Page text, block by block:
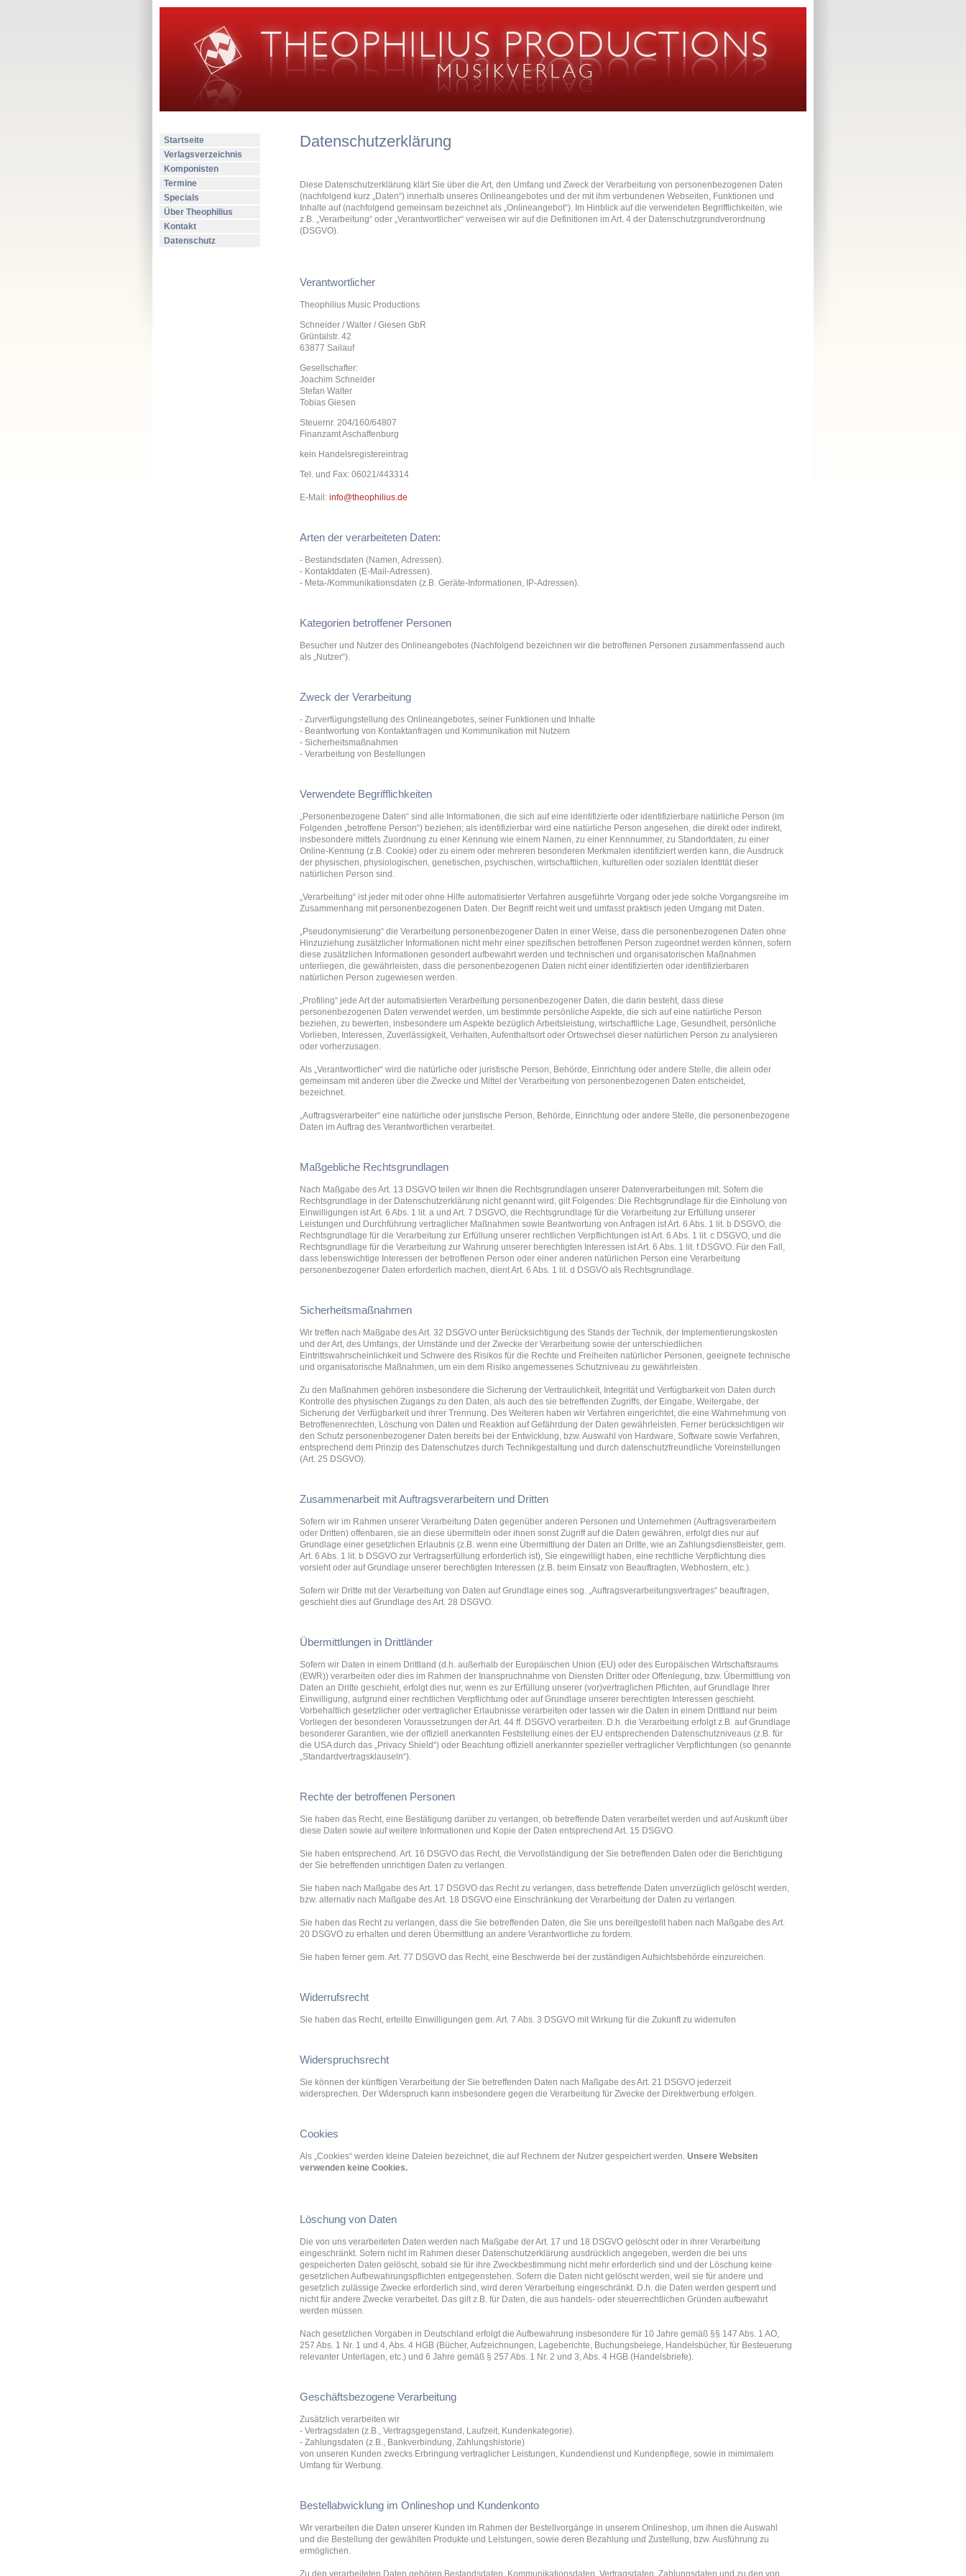
Startseite
Verlagsverzeichnis
Komponisten
Termine
Specials
Über Theophilius
Kontakt
Datenschutz
Datenschutzerklärung
Diese Datenschutzerklärung klärt Sie über die Art, den Umfang und Zweck der Verarbeitung von personenbezogenen Daten
(nachfolgend kurz „Daten“) innerhalb unseres Onlineangebotes und der mit ihm verbundenen Webseiten, Funktionen und
Inhalte auf (nachfolgend gemeinsam bezeichnet als „Onlineangebot“). Im Hinblick auf die verwendeten Begrifflichkeiten, wie
z.B. „Verarbeitung“ oder „Verantwortlicher“ verweisen wir auf die Definitionen im Art. 4 der Datenschutzgrundverordnung
(DSGVO).
Verantwortlicher
Theophilius Music Productions
Schneider / Walter / Giesen GbR
Grüntalstr. 42
63877 Sailauf
Gesellschafter:
Joachim Schneider
Stefan Walter
Tobias Giesen
Steuernr. 204/160/64807
Finanzamt Aschaffenburg
kein Handelsregistereintrag
Tel. und Fax: 06021/443314
E-Mail: info@theophilius.de
Arten der verarbeiteten Daten:
- Bestandsdaten (Namen, Adressen).
- Kontaktdaten (E-Mail-Adressen).
- Meta-/Kommunikationsdaten (z.B. Geräte-Informationen, IP-Adressen).
Kategorien betroffener Personen
Besucher und Nutzer des Onlineangebotes (Nachfolgend bezeichnen wir die betroffenen Personen zusammenfassend auch
als „Nutzer“).
Zweck der Verarbeitung
- Zurverfügungstellung des Onlineangebotes, seiner Funktionen und Inhalte
- Beantwortung von Kontaktanfragen und Kommunikation mit Nutzern
- Sicherheitsmaßnahmen
- Verarbeitung von Bestellungen
Verwendete Begrifflichkeiten
„Personenbezogene Daten“ sind alle Informationen, die sich auf eine identifizierte oder identifizierbare natürliche Person (im
Folgenden „betroffene Person“) beziehen; als identifizierbar wird eine natürliche Person angesehen, die direkt oder indirekt,
insbesondere mittels Zuordnung zu einer Kennung wie einem Namen, zu einer Kennnummer, zu Standortdaten, zu einer
Online-Kennung (z.B. Cookie) oder zu einem oder mehreren besonderen Merkmalen identifiziert werden kann, die Ausdruck
der physischen, physiologischen, genetischen, psychischen, wirtschaftlichen, kulturellen oder sozialen Identität dieser
natürlichen Person sind.
„Verarbeitung“ ist jeder mit oder ohne Hilfe automatisierter Verfahren ausgeführte Vorgang oder jede solche Vorgangsreihe im
Zusammenhang mit personenbezogenen Daten. Der Begriff reicht weit und umfasst praktisch jeden Umgang mit Daten.
„Pseudonymisierung“ die Verarbeitung personenbezogener Daten in einer Weise, dass die personenbezogenen Daten ohne
Hinzuziehung zusätzlicher Informationen nicht mehr einer spezifischen betroffenen Person zugeordnet werden können, sofern
diese zusätzlichen Informationen gesondert aufbewahrt werden und technischen und organisatorischen Maßnahmen
unterliegen, die gewährleisten, dass die personenbezogenen Daten nicht einer identifizierten oder identifizierbaren
natürlichen Person zugewiesen werden.
„Profiling“ jede Art der automatisierten Verarbeitung personenbezogener Daten, die darin besteht, dass diese
personenbezogenen Daten verwendet werden, um bestimmte persönliche Aspekte, die sich auf eine natürliche Person
beziehen, zu bewerten, insbesondere um Aspekte bezüglich Arbeitsleistung, wirtschaftliche Lage, Gesundheit, persönliche
Vorlieben, Interessen, Zuverlässigkeit, Verhalten, Aufenthaltsort oder Ortswechsel dieser natürlichen Person zu analysieren
oder vorherzusagen.
Als „Verantwortlicher“ wird die natürliche oder juristische Person, Behörde, Einrichtung oder andere Stelle, die allein oder
gemeinsam mit anderen über die Zwecke und Mittel der Verarbeitung von personenbezogenen Daten entscheidet,
bezeichnet.
„Auftragsverarbeiter“ eine natürliche oder juristische Person, Behörde, Einrichtung oder andere Stelle, die personenbezogene
Daten im Auftrag des Verantwortlichen verarbeitet.
Maßgebliche Rechtsgrundlagen
Nach Maßgabe des Art. 13 DSGVO teilen wir Ihnen die Rechtsgrundlagen unserer Datenverarbeitungen mit. Sofern die
Rechtsgrundlage in der Datenschutzerklärung nicht genannt wird, gilt Folgendes: Die Rechtsgrundlage für die Einholung von
Einwilligungen ist Art. 6 Abs. 1 lit. a und Art. 7 DSGVO, die Rechtsgrundlage für die Verarbeitung zur Erfüllung unserer
Leistungen und Durchführung vertraglicher Maßnahmen sowie Beantwortung von Anfragen ist Art. 6 Abs. 1 lit. b DSGVO, die
Rechtsgrundlage für die Verarbeitung zur Erfüllung unserer rechtlichen Verpflichtungen ist Art. 6 Abs. 1 lit. c DSGVO, und die
Rechtsgrundlage für die Verarbeitung zur Wahrung unserer berechtigten Interessen ist Art. 6 Abs. 1 lit. f DSGVO. Für den Fall,
dass lebenswichtige Interessen der betroffenen Person oder einer anderen natürlichen Person eine Verarbeitung
personenbezogener Daten erforderlich machen, dient Art. 6 Abs. 1 lit. d DSGVO als Rechtsgrundlage.
Sicherheitsmaßnahmen
Wir treffen nach Maßgabe des Art. 32 DSGVO unter Berücksichtigung des Stands der Technik, der Implementierungskosten
und der Art, des Umfangs, der Umstände und der Zwecke der Verarbeitung sowie der unterschiedlichen
Eintrittswahrscheinlichkeit und Schwere des Risikos für die Rechte und Freiheiten natürlicher Personen, geeignete technische
und organisatorische Maßnahmen, um ein dem Risiko angemessenes Schutzniveau zu gewährleisten.
Zu den Maßnahmen gehören insbesondere die Sicherung der Vertraulichkeit, Integrität und Verfügbarkeit von Daten durch
Kontrolle des physischen Zugangs zu den Daten, als auch des sie betreffenden Zugriffs, der Eingabe, Weitergabe, der
Sicherung der Verfügbarkeit und ihrer Trennung. Des Weiteren haben wir Verfahren eingerichtet, die eine Wahrnehmung von
Betroffenenrechten, Löschung von Daten und Reaktion auf Gefährdung der Daten gewährleisten. Ferner berücksichtigen wir
den Schutz personenbezogener Daten bereits bei der Entwicklung, bzw. Auswahl von Hardware, Software sowie Verfahren,
entsprechend dem Prinzip des Datenschutzes durch Technikgestaltung und durch datenschutzfreundliche Voreinstellungen
(Art. 25 DSGVO).
Zusammenarbeit mit Auftragsverarbeitern und Dritten
Sofern wir im Rahmen unserer Verarbeitung Daten gegenüber anderen Personen und Unternehmen (Auftragsverarbeitern
oder Dritten) offenbaren, sie an diese übermitteln oder ihnen sonst Zugriff auf die Daten gewähren, erfolgt dies nur auf
Grundlage einer gesetzlichen Erlaubnis (z.B. wenn eine Übermittlung der Daten an Dritte, wie an Zahlungsdienstleister, gem.
Art. 6 Abs. 1 lit. b DSGVO zur Vertragserfüllung erforderlich ist), Sie eingewilligt haben, eine rechtliche Verpflichtung dies
vorsieht oder auf Grundlage unserer berechtigten Interessen (z.B. beim Einsatz von Beauftragten, Webhostern, etc.).
Sofern wir Dritte mit der Verarbeitung von Daten auf Grundlage eines sog. „Auftragsverarbeitungsvertrages“ beauftragen,
geschieht dies auf Grundlage des Art. 28 DSGVO.
Übermittlungen in Drittländer
Sofern wir Daten in einem Drittland (d.h. außerhalb der Europäischen Union (EU) oder des Europäischen Wirtschaftsraums
(EWR)) verarbeiten oder dies im Rahmen der Inanspruchnahme von Diensten Dritter oder Offenlegung, bzw. Übermittlung von
Daten an Dritte geschieht, erfolgt dies nur, wenn es zur Erfüllung unserer (vor)vertraglichen Pflichten, auf Grundlage Ihrer
Einwilligung, aufgrund einer rechtlichen Verpflichtung oder auf Grundlage unserer berechtigten Interessen geschieht.
Vorbehaltlich gesetzlicher oder vertraglicher Erlaubnisse verarbeiten oder lassen wir die Daten in einem Drittland nur beim
Vorliegen der besonderen Voraussetzungen der Art. 44 ff. DSGVO verarbeiten. D.h. die Verarbeitung erfolgt z.B. auf Grundlage
besonderer Garantien, wie der offiziell anerkannten Feststellung eines der EU entsprechenden Datenschutzniveaus (z.B. für
die USA durch das „Privacy Shield“) oder Beachtung offiziell anerkannter spezieller vertraglicher Verpflichtungen (so genannte
„Standardvertragsklauseln“).
Rechte der betroffenen Personen
Sie haben das Recht, eine Bestätigung darüber zu verlangen, ob betreffende Daten verarbeitet werden und auf Auskunft über
diese Daten sowie auf weitere Informationen und Kopie der Daten entsprechend Art. 15 DSGVO.
Sie haben entsprechend. Art. 16 DSGVO das Recht, die Vervollständigung der Sie betreffenden Daten oder die Berichtigung
der Sie betreffenden unrichtigen Daten zu verlangen.
Sie haben nach Maßgabe des Art. 17 DSGVO das Recht zu verlangen, dass betreffende Daten unverzüglich gelöscht werden,
bzw. alternativ nach Maßgabe des Art. 18 DSGVO eine Einschränkung der Verarbeitung der Daten zu verlangen.
Sie haben das Recht zu verlangen, dass die Sie betreffenden Daten, die Sie uns bereitgestellt haben nach Maßgabe des Art.
20 DSGVO zu erhalten und deren Übermittlung an andere Verantwortliche zu fordern.
Sie haben ferner gem. Art. 77 DSGVO das Recht, eine Beschwerde bei der zuständigen Aufsichtsbehörde einzureichen.
Widerrufsrecht
Sie haben das Recht, erteilte Einwilligungen gem. Art. 7 Abs. 3 DSGVO mit Wirkung für die Zukunft zu widerrufen
Widerspruchsrecht
Sie können der künftigen Verarbeitung der Sie betreffenden Daten nach Maßgabe des Art. 21 DSGVO jederzeit
widersprechen. Der Widerspruch kann insbesondere gegen die Verarbeitung für Zwecke der Direktwerbung erfolgen.
Cookies
Als „Cookies“ werden kleine Dateien bezeichnet, die auf Rechnern der Nutzer gespeichert werden. Unsere Websiten
verwenden keine Cookies.
Löschung von Daten
Die von uns verarbeiteten Daten werden nach Maßgabe der Art. 17 und 18 DSGVO gelöscht oder in ihrer Verarbeitung
eingeschränkt. Sofern nicht im Rahmen dieser Datenschutzerklärung ausdrücklich angegeben, werden die bei uns
gespeicherten Daten gelöscht, sobald sie für ihre Zweckbestimmung nicht mehr erforderlich sind und der Löschung keine
gesetzlichen Aufbewahrungspflichten entgegenstehen. Sofern die Daten nicht gelöscht werden, weil sie für andere und
gesetzlich zulässige Zwecke erforderlich sind, wird deren Verarbeitung eingeschränkt. D.h. die Daten werden gesperrt und
nicht für andere Zwecke verarbeitet. Das gilt z.B. für Daten, die aus handels- oder steuerrechtlichen Gründen aufbewahrt
werden müssen.
Nach gesetzlichen Vorgaben in Deutschland erfolgt die Aufbewahrung insbesondere für 10 Jahre gemäß §§ 147 Abs. 1 AO,
257 Abs. 1 Nr. 1 und 4, Abs. 4 HGB (Bücher, Aufzeichnungen, Lageberichte, Buchungsbelege, Handelsbücher, für Besteuerung
relevanter Unterlagen, etc.) und 6 Jahre gemäß § 257 Abs. 1 Nr. 2 und 3, Abs. 4 HGB (Handelsbriefe).
Geschäftsbezogene Verarbeitung
Zusätzlich verarbeiten wir
- Vertragsdaten (z.B., Vertragsgegenstand, Laufzeit, Kundenkategorie).
- Zahlungsdaten (z.B., Bankverbindung, Zahlungshistorie)
von unseren Kunden zwecks Erbringung vertraglicher Leistungen, Kundendienst und Kundenpflege, sowie in mimimalem
Umfang für Werbung.
Bestellabwicklung im Onlineshop und Kundenkonto
Wir verarbeiten die Daten unserer Kunden im Rahmen der Bestellvorgänge in unserem Onlineshop, um ihnen die Auswahl
und die Bestellung der gewählten Produkte und Leistungen, sowie deren Bezahlung und Zustellung, bzw. Ausführung zu
ermöglichen.
Zu den verarbeiteten Daten gehören Bestandsdaten, Kommunikationsdaten, Vertragsdaten, Zahlungsdaten und zu den von